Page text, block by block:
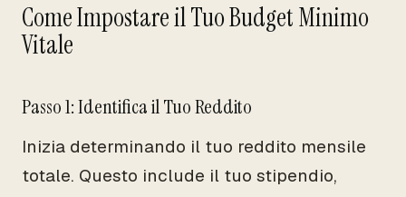
Come Impostare il Tuo Budget Minimo
Vitale
Passo 1: Identifica il Tuo Reddito
Inizia determinando il tuo reddito mensile
totale. Questo include il tuo stipendio,